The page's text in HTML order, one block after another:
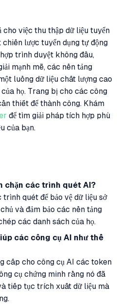
cho việc thu thập dữ liệu tuyển
lược tuyển dụng tự động
trình duyệt không đầu,
mạnh mẽ, các nền tảng
luồng dữ liệu chất lượng cao
họ. Trang bị cho các công
thiết để thành công. Khám
để tìm giải pháp tích hợp phù
của bạn.
chặn các trình quét AI?
quét để bảo vệ dữ liệu sở
và đảm bảo các nền tảng
các danh sách của họ.
các công cụ AI như thế
cấp cho công cụ AI các token
cụ chứng minh rằng nó đã
tiếp tục trích xuất dữ liệu mà